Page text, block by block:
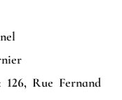
126, Rue Fernand